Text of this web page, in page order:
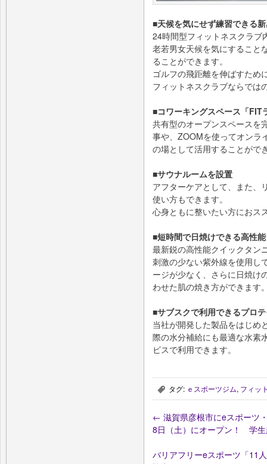
■天候を気にせず練習できる
24時間型フィットネスクラブ
老若男女天候を気にすること
ることができます。
ゴルフの飛距離を伸ばすため
フィットネスクラブならでは
■コワーキングスペース「FIT
共有型のオープンスペースを
事や、ZOOMを使ってオンラ
の場として活用することがで
■サウナルームを設置
アフターケアとして、また、
使い方もできます。
心身ともに整いたい方におス
■短時間で日焼けできる高性
最新鋭の高性能クイックタン
刺激の少ない紫外線を使用し
ージが少なく、さらに日焼け
わせた肌の焼き方ができます
■サブスクで利用できるプロ
当社が開発した製品をはじめ
際の水分補給にも最適な水素
ビスで利用できます。
, タグ: ｅスポーツジム, フィッ
← 滋賀県彦根市にeスポーツ
8日（土）にオープン！ 学生
バリアフリーeスポーツ「11